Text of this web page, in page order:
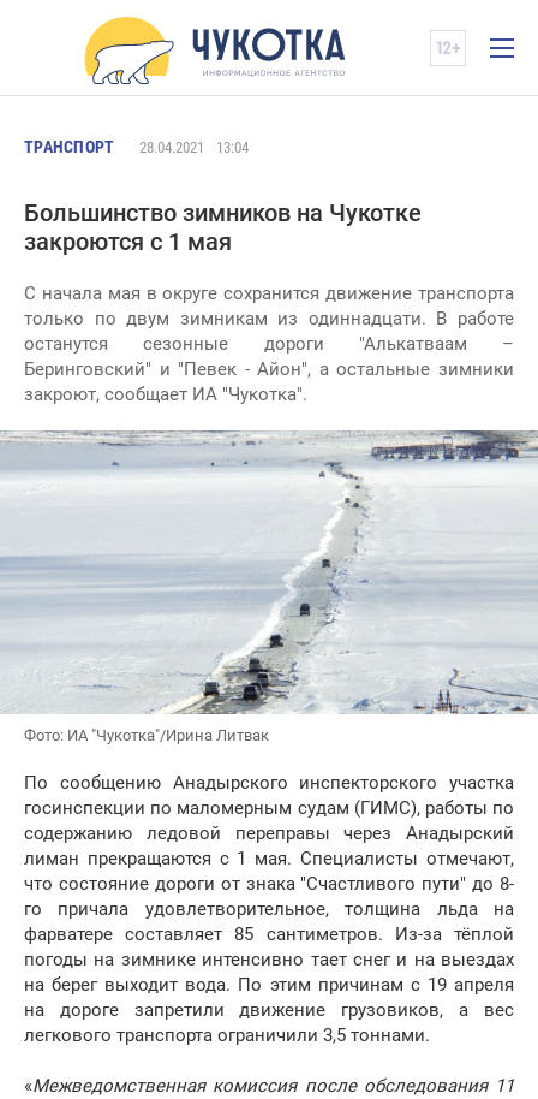
ТРАНСПОРТ 28.04.2021 13:04
Большинство зимников на Чукотке
закроются с 1 мая
С начала мая в округе сохранится движение транспорта
только по двум зимникам из одиннадцати. В работе
останутся сезонные дороги "Алькатваам –
Беринговский" и "Певек - Айон", а остальные зимники
закроют, сообщает ИА "Чукотка".
Фото: ИА "Чукотка"/Ирина Литвак
По сообщению Анадырского инспекторского участка
госинспекции по маломерным судам (ГИМС), работы по
содержанию ледовой переправы через Анадырский
лиман прекращаются с 1 мая. Специалисты отмечают,
что состояние дороги от знака "Счастливого пути" до 8-
го причала удовлетворительное, толщина льда на
фарватере составляет 85 сантиметров. Из-за тёплой
погоды на зимнике интенсивно тает снег и на выездах
на берег выходит вода. По этим причинам с 19 апреля
на дороге запретили движение грузовиков, а вес
легкового транспорта ограничили 3,5 тоннами.
«Межведомственная комиссия после обследования 11